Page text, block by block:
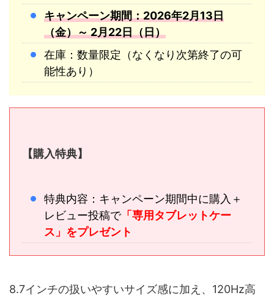
キャンペーン期間：2026年2月13日
（金）～ 2月22日（日）
在庫：数量限定（なくなり次第終了の可
能性あり）
【購入特典】
特典内容：キャンペーン期間中に購入＋
レビュー投稿で「専用タブレットケー
ス」をプレゼント
8.7インチの扱いやすいサイズ感に加え、120Hz高